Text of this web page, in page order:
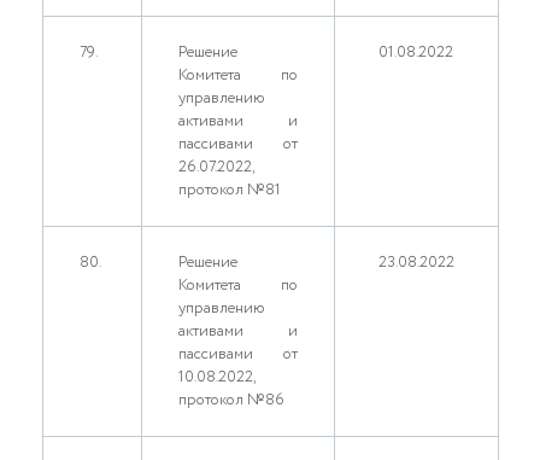
79.
Решение
Комитета по
управлению
активами и
пассивами от
26.07.2022,
протокол №81
01.08.2022
80.
Решение
Комитета по
управлению
активами и
пассивами от
10.08.2022,
протокол №86
23.08.2022